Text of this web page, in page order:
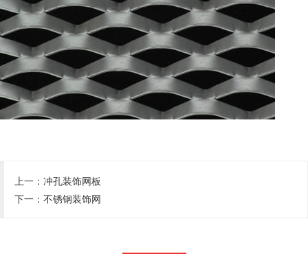
上一： 冲孔装饰网板
下一： 不锈钢装饰网